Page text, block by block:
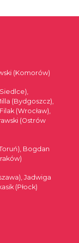
(Komorów)
(Bydgoszcz),
(Wrocław),
(Ostrów
Bogdan
Jadwiga
(Płock)